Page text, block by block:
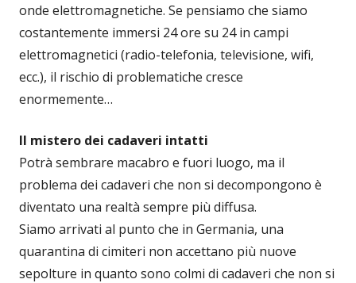
onde elettromagnetiche. Se pensiamo che siamo
costantemente immersi 24 ore su 24 in campi
elettromagnetici (radio-telefonia, televisione, wifi,
ecc.), il rischio di problematiche cresce
enormemente…
Il mistero dei cadaveri intatti
Potrà sembrare macabro e fuori luogo, ma il
problema dei cadaveri che non si decompongono è
diventato una realtà sempre più diffusa.
Siamo arrivati al punto che in Germania, una
quarantina di cimiteri non accettano più nuove
sepolture in quanto sono colmi di cadaveri che non si